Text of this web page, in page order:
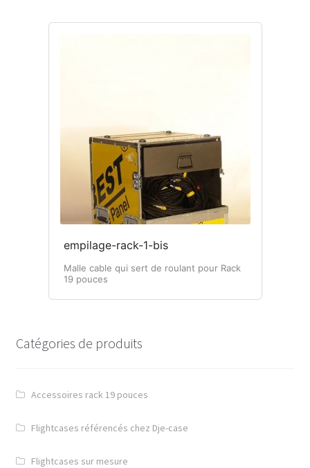
empilage-rack-1-bis
Malle cable qui sert de roulant pour Rack
19 pouces
Catégories de produits
Accessoires rack 19 pouces
Flightcases référencés chez Dje-case
Flightcases sur mesure